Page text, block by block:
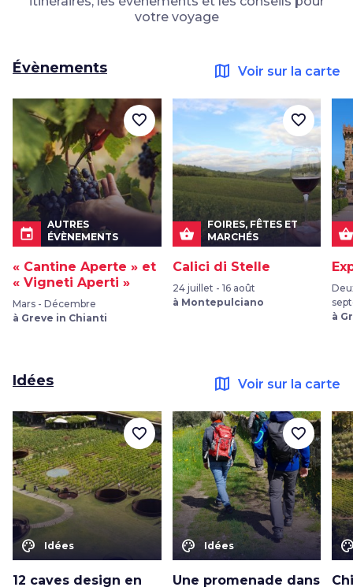
votre voyage
Évènements map Voir sur la carte
event
AUTRES
ÉVÈNEMENTS
« Cantine Aperte » et
« Vigneti Aperti »
Mars - Décembre
à Greve in Chianti
favorite_border
shopping_basket
FOIRES, FÊTES ET
MARCHÉS
Calici di Stelle
24 juillet - 16 août
à Montepulciano
favorite_border
à
Idées map Voir sur la carte
color_lens Idées
12 caves design en
favorite_border
color_lens Idées
Une promenade dans
favorite_border